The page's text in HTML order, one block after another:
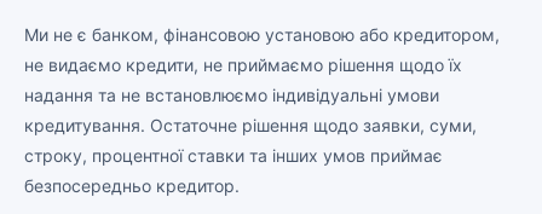
Ми не є банком, фінансовою установою або кредитором,
не видаємо кредити, не приймаємо рішення щодо їх
надання та не встановлюємо індивідуальні умови
кредитування. Остаточне рішення щодо заявки, суми,
строку, процентної ставки та інших умов приймає
безпосередньо кредитор.